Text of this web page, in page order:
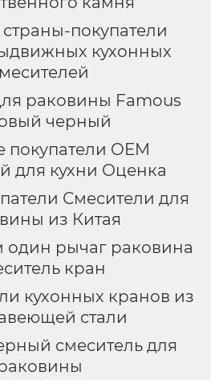
покупатели
кухонных
раковины Famous
черный
OEM
для кухни Оценка
Смесители для
из Китая
один рычаг раковина
кран
кухонных кранов из
стали
смеситель для